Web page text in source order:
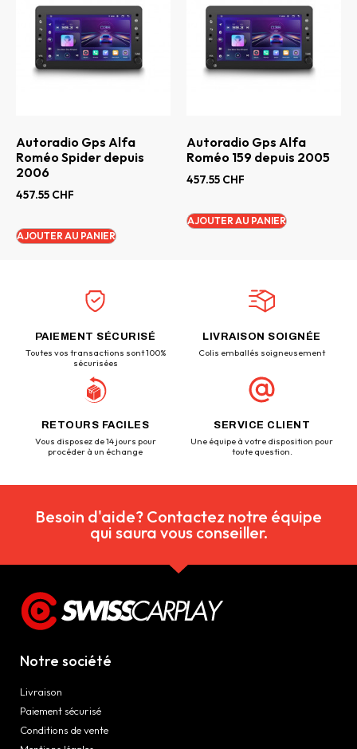
Autoradio Gps Alfa
Roméo Spider depuis
2006
457.55 CHF
AJOUTER AU PANIER
Autoradio Gps Alfa
Roméo 159 depuis 2005
457.55 CHF
AJOUTER AU PANIER
PAIEMENT SÉCURISÉ
Toutes vos transactions sont 100%
sécurisées
LIVRAISON SOIGNÉE
Colis emballés soigneusement
RETOURS FACILES
Vous disposez de 14 jours pour
procéder à un échange
SERVICE CLIENT
Une équipe à votre disposition pour
toute question.
Besoin d'aide? Contactez notre équipe
qui saura vous conseiller.
Notre société
Livraison
Paiement sécurisé
Conditions de vente